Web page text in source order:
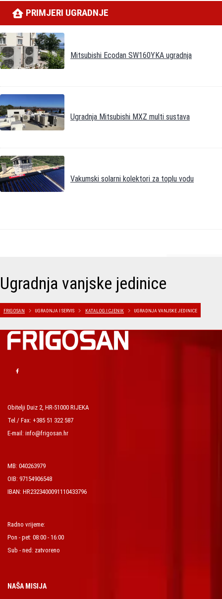
PRIMJERI UGRADNJE
Mitsubishi Ecodan SW160YKA ugradnja
Ugradnja Mitsubishi MXZ multi sustava
Vakumski solarni kolektori za toplu vodu
Ugradnja vanjske jedinice
FRIGOSAN UGRADNJA I SERVIS KATALOG I CJENIK UGRADNJA VANJSKE JEDINICE
Obitelji Duiz 2, HR-51000 RIJEKA
Tel./ Fax: +385 51 322 587
E-mail: info@frigosan.hr
MB: 040263979
OIB: 97154906548
IBAN: HR2323400091110433796
Radno vrijeme:
Pon - pet: 08:00 - 16:00
Sub - ned: zatvoreno
NAŠA MISIJA